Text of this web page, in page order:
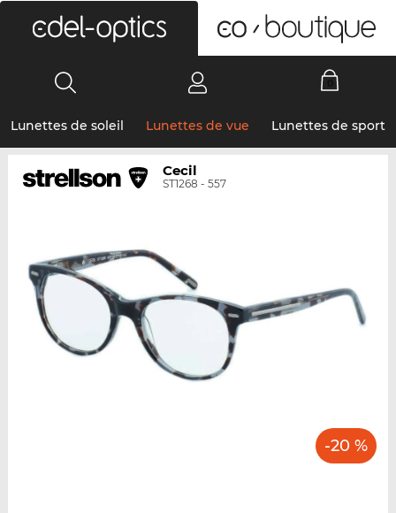
Lunettes de soleil Lunettes de vue Lunettes de sport
Cecil
ST1268 - 557
-20 %